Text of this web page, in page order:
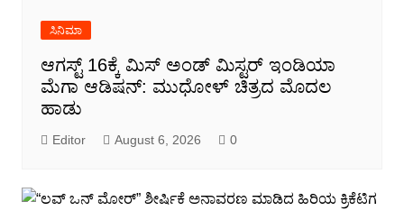
ಸಿನಿಮಾ
ಆಗಸ್ಟ್ 16ಕ್ಕೆ ಮಿಸ್ ಅಂಡ್ ಮಿಸ್ಟರ್ ಇಂಡಿಯಾ
ಮೆಗಾ ಆಡಿಷನ್: ಮುಧೋಳ್ ಚಿತ್ರದ ಮೊದಲ
ಹಾಡು
Editor August 6, 2026 0